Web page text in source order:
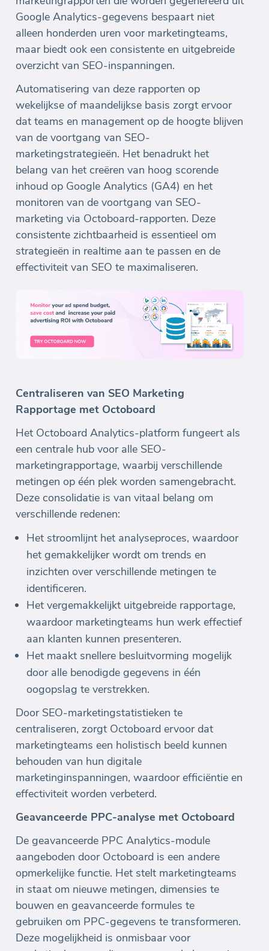
Google Analytics-gegevens bespaart niet
alleen honderden uren voor marketingteams,
maar biedt ook een consistente en uitgebreide
overzicht van SEO-inspanningen.
Automatisering van deze rapporten op
wekelijkse of maandelijkse basis zorgt ervoor
dat teams en management op de hoogte blijven
van de voortgang van SEO-
marketingstrategieën. Het benadrukt het
belang van het creëren van hoog scorende
inhoud op Google Analytics (GA4) en het
monitoren van de voortgang van SEO-
marketing via Octoboard-rapporten. Deze
consistente zichtbaarheid is essentieel om
strategieën in realtime aan te passen en de
effectiviteit van SEO te maximaliseren.
Centraliseren van SEO Marketing
Rapportage met Octoboard
Het Octoboard Analytics-platform fungeert als
een centrale hub voor alle SEO-
marketingrapportage, waarbij verschillende
metingen op één plek worden samengebracht.
Deze consolidatie is van vitaal belang om
verschillende redenen:
Het stroomlijnt het analyseproces, waardoor
het gemakkelijker wordt om trends en
inzichten over verschillende metingen te
identificeren.
Het vergemakkelijkt uitgebreide rapportage,
waardoor marketingteams hun werk effectief
aan klanten kunnen presenteren.
Het maakt snellere besluitvorming mogelijk
door alle benodigde gegevens in één
oogopslag te verstrekken.
Door SEO-marketingstatistieken te
centraliseren, zorgt Octoboard ervoor dat
marketingteams een holistisch beeld kunnen
behouden van hun digitale
marketinginspanningen, waardoor efficiëntie en
effectiviteit worden verbeterd.
Geavanceerde PPC-analyse met Octoboard
De geavanceerde PPC Analytics-module
aangeboden door Octoboard is een andere
opmerkelijke functie. Het stelt marketingteams
in staat om nieuwe metingen, dimensies te
bouwen en geavanceerde formules te
gebruiken om PPC-gegevens te transformeren.
Deze mogelijkheid is onmisbaar voor